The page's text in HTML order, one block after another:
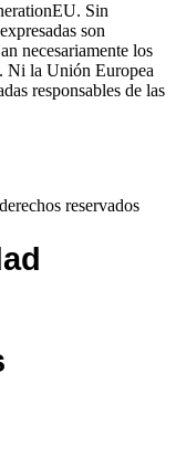
Sin
son
necesariamente los
Ni la Unión Europea
responsables de las
reservados